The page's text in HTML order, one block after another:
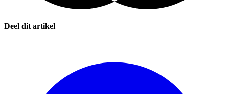
Deel dit artikel